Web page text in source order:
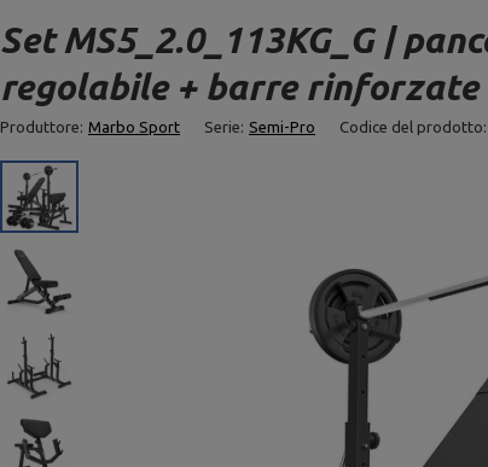
Set MS5_2.0_113KG_G |
regolabile + barre rinforzate
Produttore: Marbo Sport Serie: Semi-Pro Codice del prodotto: